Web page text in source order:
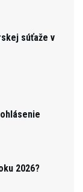
súťaže v
2026?